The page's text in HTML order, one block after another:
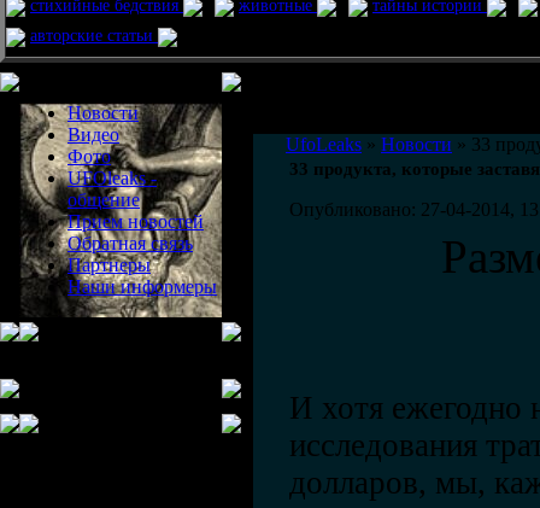
стихийные бедствия
животные
тайны истории
авторские статьи
Новости
Видео
Фото
UFOleaks -
общение
Прием новостей
Обратная связь
Партнеры
Наши информеры
UfoLeaks » Новости » 33
33 продукта, которые
Опубликовано: 27-04-2014,
И хотя ежегодно
исследования
долларов, мы,